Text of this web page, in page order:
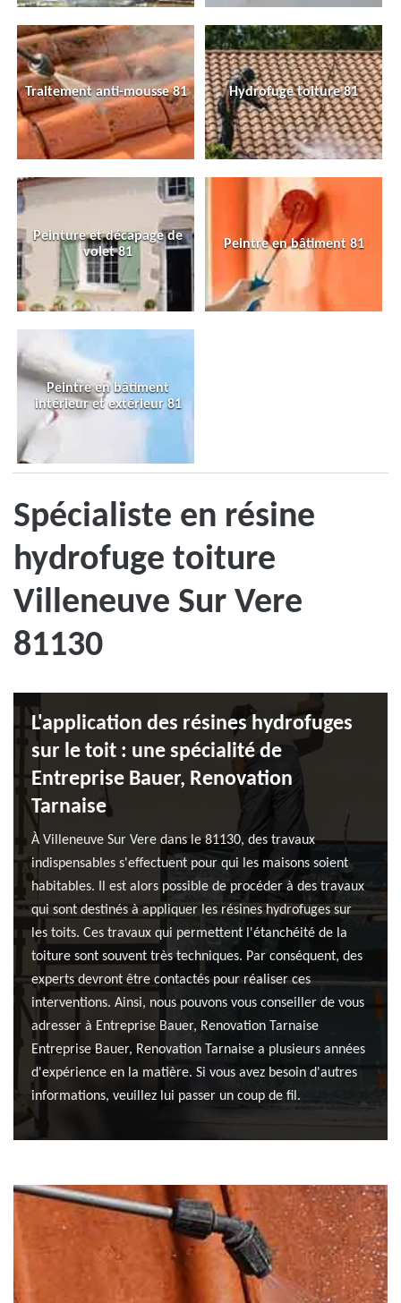
Traitement anti-mousse 81 Hydrofuge toiture 81
Peinture et décapage de
volet 81
Peintre en bâtiment 81
Peintre en bâtiment
intérieur et extérieur 81
Spécialiste en résine
hydrofuge toiture
Villeneuve Sur Vere
81130
L'application des résines hydrofuges
sur le toit : une spécialité de
Entreprise Bauer, Renovation
Tarnaise
À Villeneuve Sur Vere dans le 81130, des travaux
indispensables s'effectuent pour qui les maisons soient
habitables. Il est alors possible de procéder à des travaux
qui sont destinés à appliquer les résines hydrofuges sur
les toits. Ces travaux qui permettent l'étanchéité de la
toiture sont souvent très techniques. Par conséquent, des
experts devront être contactés pour réaliser ces
interventions. Ainsi, nous pouvons vous conseiller de vous
adresser à Entreprise Bauer, Renovation Tarnaise
Entreprise Bauer, Renovation Tarnaise a plusieurs années
d'expérience en la matière. Si vous avez besoin d'autres
informations, veuillez lui passer un coup de fil.